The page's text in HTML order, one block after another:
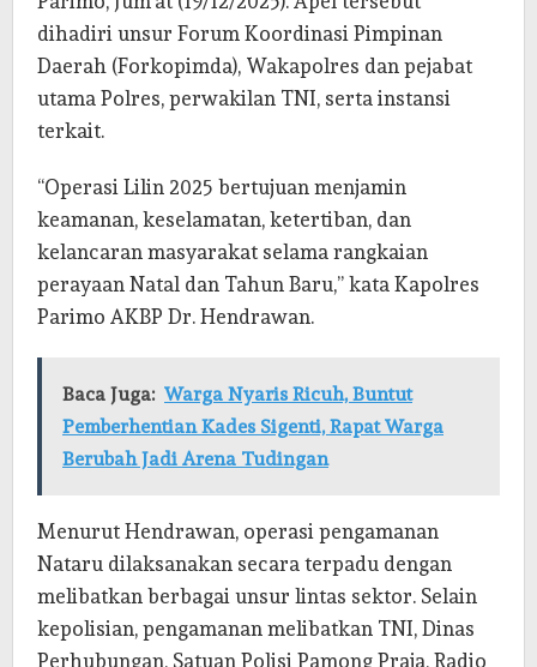
dihadiri unsur Forum Koordinasi Pimpinan
Daerah (Forkopimda), Wakapolres dan pejabat
utama Polres, perwakilan TNI, serta instansi
terkait.
“Operasi Lilin 2025 bertujuan menjamin
keamanan, keselamatan, ketertiban, dan
kelancaran masyarakat selama rangkaian
perayaan Natal dan Tahun Baru,” kata Kapolres
Parimo AKBP Dr. Hendrawan.
Baca Juga: Warga Nyaris Ricuh, Buntut
Pemberhentian Kades Sigenti, Rapat Warga
Berubah Jadi Arena Tudingan
Menurut Hendrawan, operasi pengamanan
Nataru dilaksanakan secara terpadu dengan
melibatkan berbagai unsur lintas sektor. Selain
kepolisian, pengamanan melibatkan TNI, Dinas
Perhubungan, Satuan Polisi Pamong Praja, Radio